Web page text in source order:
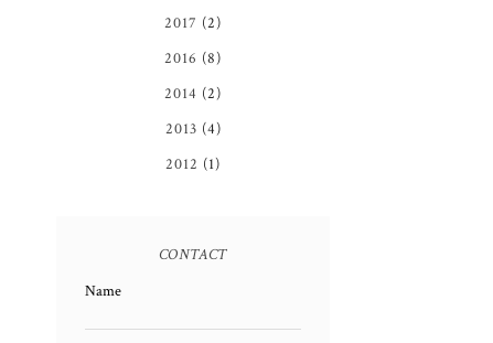
2017 (2)
2016 (8)
2014 (2)
2013 (4)
2012 (1)
CONTACT
Name